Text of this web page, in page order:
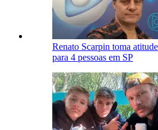
Renato Scarpin toma
para 4 pessoas em SP